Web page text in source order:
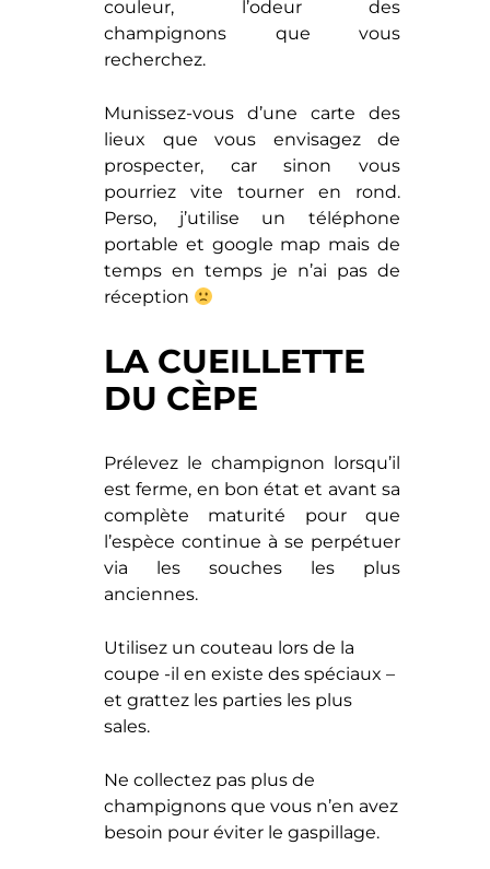
couleur, l’odeur des
champignons que vous
recherchez.
Munissez-vous d’une carte des
lieux que vous envisagez de
prospecter, car sinon vous
pourriez vite tourner en rond.
Perso, j’utilise un téléphone
portable et google map mais de
temps en temps je n’ai pas de
réception
LA CUEILLETTE
DU CÈPE
Prélevez le champignon lorsqu’il
est ferme, en bon état et avant sa
complète maturité pour que
l’espèce continue à se perpétuer
via les souches les plus
anciennes.
Utilisez un couteau lors de la
coupe -il en existe des spéciaux –
et grattez les parties les plus
sales.
Ne collectez pas plus de
champignons que vous n’en avez
besoin pour éviter le gaspillage.